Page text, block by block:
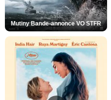
Mutiny Bande-annonce VO STFR